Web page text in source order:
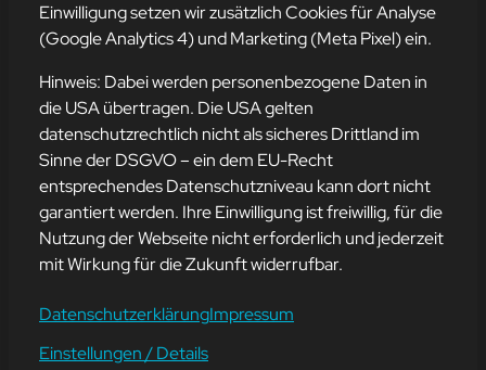
Adresse
mission-webstyle oHG
Bürgermeister-Regitz-Straße 40
66539 Neunkirchen
E-Mail:kontakt@mission-webstyle.de
Navigation
Webseitenerstellung
Webseite mieten
Webseiten Betreuung
Über Uns
Kontakt
Leistungen
Einwilligung setzen wir zusätzlich Cookies für Analyse
(Google Analytics 4) und Marketing (Meta Pixel) ein.
Hinweis: Dabei werden personenbezogene Daten in
die USA übertragen. Die USA gelten
datenschutzrechtlich nicht als sicheres Drittland im
Sinne der DSGVO – ein dem EU-Recht
entsprechendes Datenschutzniveau kann dort nicht
garantiert werden. Ihre Einwilligung ist freiwillig, für die
Nutzung der Webseite nicht erforderlich und jederzeit
mit Wirkung für die Zukunft widerrufbar.
DatenschutzerklärungImpressum
Einstellungen / Details